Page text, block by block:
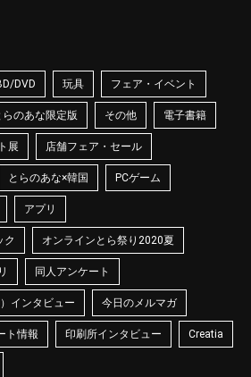
DVD 玩具 フェア・イベント
らのあな限定版 その他 電子書籍
展 店舗フェア・セール
とらのあな×韓国 PCゲーム
アプリ
ク オンラインとら祭り2020夏
同人アンケート
インタビュー 今日のメルマガ
ト情報 印刷所インタビュー Creatia